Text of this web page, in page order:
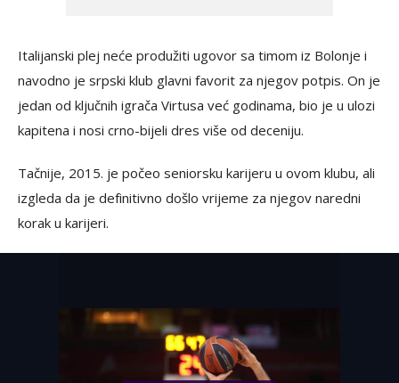
Italijanski plej neće produžiti ugovor sa timom iz Bolonje i
navodno je srpski klub glavni favorit za njegov potpis. On je
jedan od ključnih igrača Virtusa već godinama, bio je u ulozi
kapitena i nosi crno-bijeli dres više od deceniju.
Tačnije, 2015. je počeo seniorsku karijeru u ovom klubu, ali
izgleda da je definitivno došlo vrijeme za njegov naredni
korak u karijeri.